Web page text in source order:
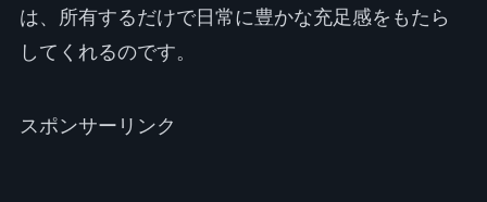
は、所有するだけで日常に豊かな充足感をもたら
してくれるのです。
スポンサーリンク